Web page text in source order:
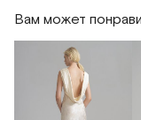
Вам может